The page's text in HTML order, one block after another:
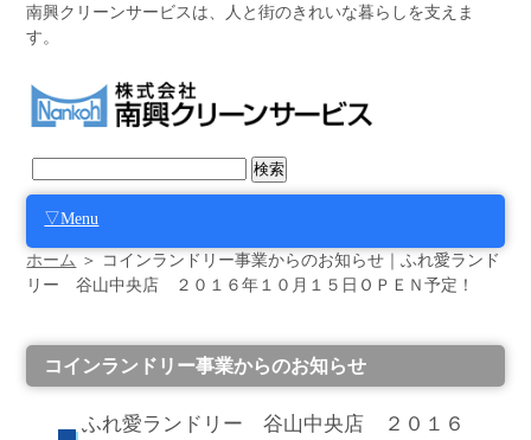
南興クリーンサービスは、人と街のきれいな暮らしを支えま
す。
▽Menu
ホーム ＞ コインランドリー事業からのお知らせ｜ふれ愛ランド
リー 谷山中央店 ２０１６年１０月１５日ＯＰＥＮ予定！
コインランドリー事業からのお知らせ
ふれ愛ランドリー 谷山中央店 ２０１６